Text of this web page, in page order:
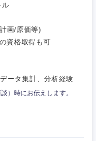
ル
画/原価等)
資格取得も可
ータ集計、分析経験
）時にお伝えします。
費財
イフサイエンス
ださい
第二新卒
業
海外勤務あり